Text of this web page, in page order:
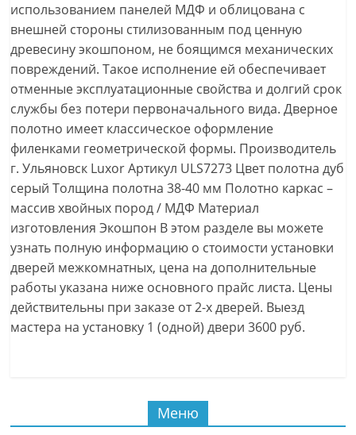
использованием панелей МДФ и облицована с
внешней стороны стилизованным под ценную
древесину экошпоном, не боящимся механических
повреждений. Такое исполнение ей обеспечивает
отменные эксплуатационные свойства и долгий срок
службы без потери первоначального вида. Дверное
полотно имеет классическое оформление
филенками геометрической формы. Производитель
г. Ульяновск Luxor Артикул ULS7273 Цвет полотна дуб
серый Толщина полотна 38-40 мм Полотно каркас –
массив хвойных пород / МДФ Материал
изготовления Экошпон В этом разделе вы можете
узнать полную информацию о стоимости установки
дверей межкомнатных, цена на дополнительные
работы указана ниже основного прайс листа. Цены
действительны при заказе от 2-х дверей. Выезд
мастера на установку 1 (одной) двери 3600 руб.
Меню